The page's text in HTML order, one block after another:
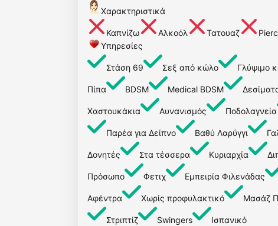
Χαρακτηριστικά
Καπνίζω Αλκοόλ Τατουαζ
Υπηρεσίες
Στάση 69 Σεξ από κώλο Γλύψιμο
Πίπα BDSM Medical BDSM
Χαστουκάκια Αυνανισμός Ποδολαγνεία
Παρέα για Δείπνο Βαθύ Λαρύγγι
Δονητές Στα τέσσερα Κυριαρχία
Πρόσωπο Φετιχ Εμπειρία Φιλενάδας
Αφέντρα Χωρίς προφυλακτικό Μασάζ
Στριπτίζ Swingers
Ισπανικό